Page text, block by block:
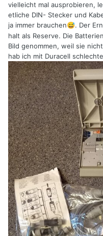
vielleicht mal ausprobieren,
etliche DIN- Stecker und
ja immer brauchen😅. Der
halt als Reserve. Die
Bild genommen, weil sie
hab ich mit Duracell